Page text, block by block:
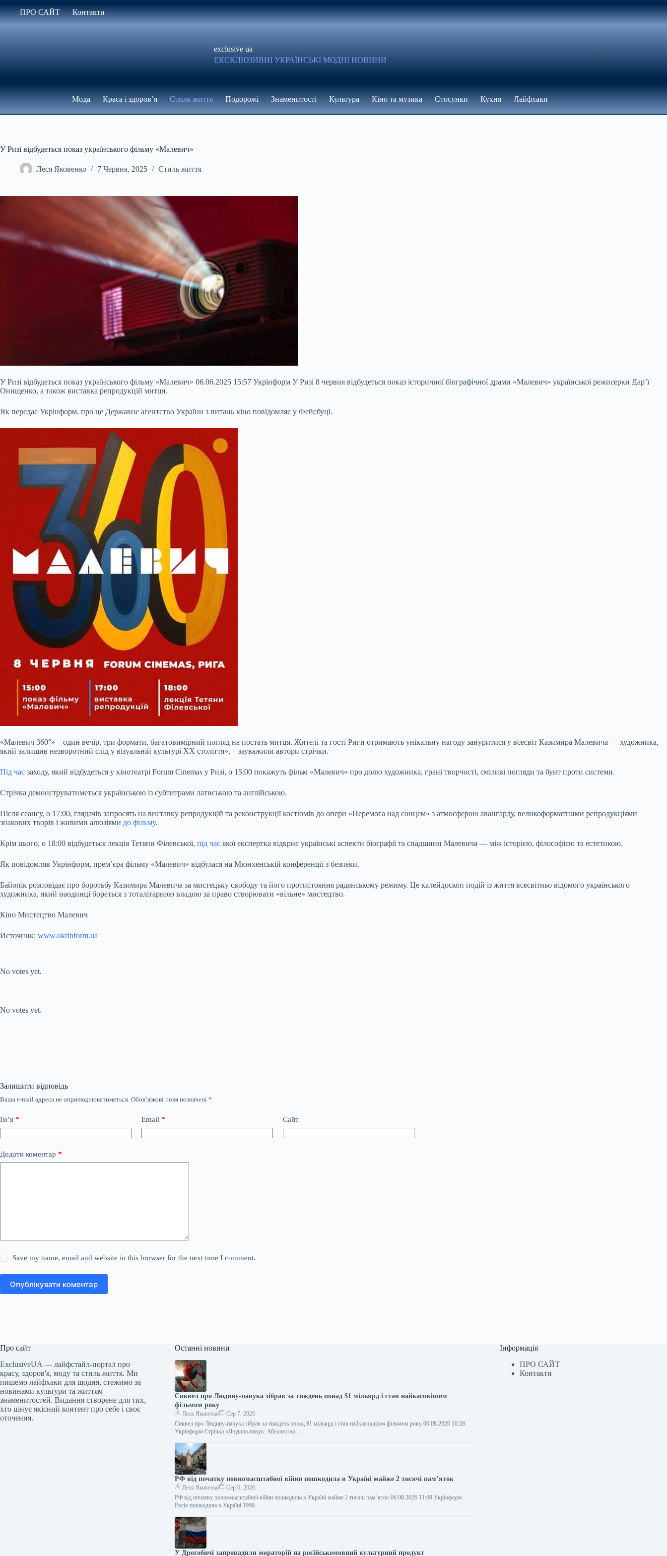
до
вмісту
ПРО САЙТ Контакти
exclusive ua
ЕКСКЛЮЗИВНІ УКРАЇНСЬКІ МОДНІ НОВИНИ
Мода Краса і здоров’я Стиль життя Подорожі Знаменитості Культура Кіно та музика Стосунки Кухня Лайфхаки
У Ризі відбудеться показ українського фільму «Малевич»
Леся Яковенко 7 Червня, 2025 Стиль життя
У Ризі відбудеться показ українського фільму «Малевич» 06.06.2025 15:57 Укрінформ У Ризі 8 червня відбудеться показ історичної біографічної драми «Малевич» української режисерки Дар’ї
Онищенко, а також виставка репродукцій митця.
Як передає Укрінформ, про це Державне агентство України з питань кіно повідомляє у Фейсбуці.
«Малевич 360°» – один вечір, три формати, багатовимірний погляд на постать митця. Жителі та гості Риги отримають унікальну нагоду зануритися у всесвіт Казимира Малевича — художника,
який залишив незворотний слід у візуальній культурі ХХ століття», – зауважили автори стрічки.
Під час заходу, який відбудеться у кінотеатрі Forum Cinemas у Ризі, о 15:00 покажуть фільм «Малевич» про долю художника, грані творчості, сміливі погляди та бунт проти системи.
Стрічка демонструватиметься українською із субтитрами латиською та англійською.
Після сеансу, о 17:00, глядачів запросять на виставку репродукцій та реконструкції костюмів до опери «Перемога над сонцем» з атмосферою авангарду, великоформатними репродукціями
знакових творів і живими алюзіями до фільму.
Крім цього, о 18:00 відбудеться лекція Тетяни Філевської, під час якої експертка відкриє українські аспекти біографії та спадщини Малевича — між історією, філософією та естетикою.
Як повідомляв Укрінформ, прем’єра фільму «Малевич» відбулася на Мюнхенській конференції з безпеки.
Байопік розповідає про боротьбу Казимира Малевича за мистецьку свободу та його протистояння радянському режиму. Це калейдоскоп подій із життя всесвітньо відомого українського
художника, який наодинці бореться з тоталітарною владою за право створювати «вільне» мистецтво.
Кіно Мистецтво Малевич
Источник: www.ukrinform.ua
No votes yet.
No votes yet.
Залишити відповідь
Ваша e-mail адреса не оприлюднюватиметься. Обов’язкові поля позначені *
Ім’я * Email * Сайт
Додати коментар *
Save my name, email and website in this browser for the next time I comment.
Опублікувати коментар
Про сайт
ExclusiveUA — лайфстайл-портал про
красу, здоров'я, моду та стиль життя. Ми
пишемо лайфхаки для щодня, стежимо за
новинами культури та життям
знаменитостей. Видання створене для тих,
хто цінує якісний контент про себе і своє
оточення.
Останні новини
Сиквел про Людину-павука зібрав за тиждень понад $1 мільярд і став найкасовішим
фільмом року
Леся Яковенко
Сер 7, 2026
Сиквел про Людину-павука зібрав за тиждень понад $1 мільярд і став найкасовішим фільмом року 06.08.2026 10:28
Укрінформ Стрічка «Людина-павук: Абсолютно…
РФ від початку повномасштабної війни пошкодила в Україні майже 2 тисячі пам’яток
Леся Яковенко
Сер 6, 2026
РФ від початку повномасштабної війни пошкодила в Україні майже 2 тисячі пам’яток 06.08.2026 11:09 Укрінформ
Росія пошкодила в Україні 1990…
У Дрогобичі запровадили мораторій на російськомовний культурний продукт
Інформація
ПРО САЙТ
Контакти